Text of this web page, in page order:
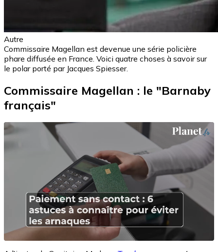
Autre
Commissaire Magellan est devenue une série policière
phare diffusée en France. Voici quatre choses à savoir sur
le polar porté par Jacques Spiesser.
Commissaire Magellan : le "Barnaby
français"